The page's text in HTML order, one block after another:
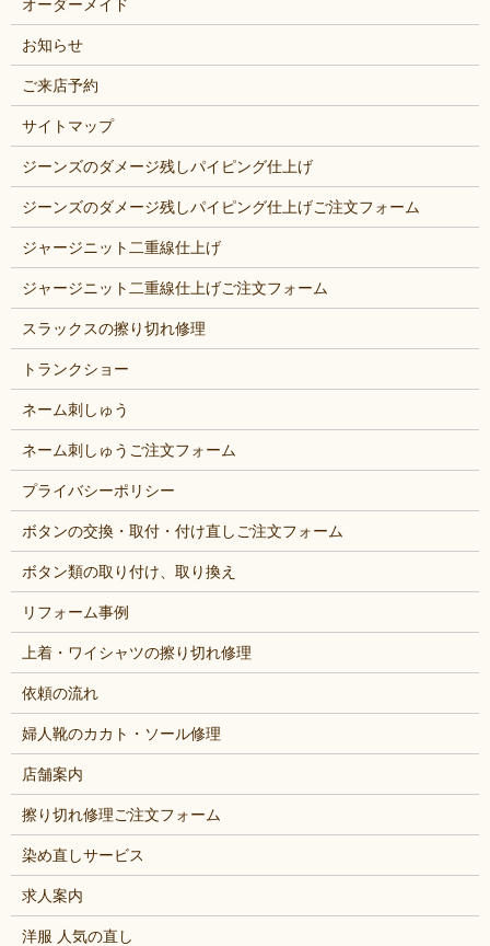
オーダーメイド
お知らせ
ご来店予約
サイトマップ
ジーンズのダメージ残しパイピング仕上げ
ジーンズのダメージ残しパイピング仕上げご注文フォーム
ジャージニット二重線仕上げ
ジャージニット二重線仕上げご注文フォーム
スラックスの擦り切れ修理
トランクショー
ネーム刺しゅう
ネーム刺しゅうご注文フォーム
プライバシーポリシー
ボタンの交換・取付・付け直しご注文フォーム
ボタン類の取り付け、取り換え
リフォーム事例
上着・ワイシャツの擦り切れ修理
依頼の流れ
婦人靴のカカト・ソール修理
店舗案内
擦り切れ修理ご注文フォーム
染め直しサービス
求人案内
洋服 人気の直し